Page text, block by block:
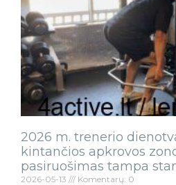
2026 m. trenerio
kintančios apkrovos
pasiruošimas tampa
2026-05-13 Komentarų: 0